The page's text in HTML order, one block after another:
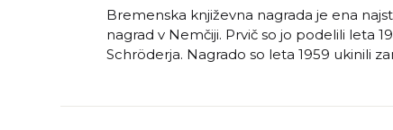
Bremenska književna nagrada je ena
nagrad v Nemčiji. Prvič so jo podelili leta
Schröderja. Nagrado so leta 1959 ukinili